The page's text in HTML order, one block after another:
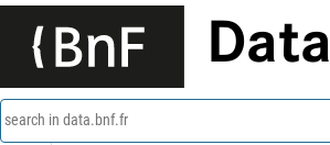
Data
search in data.bnf.fr